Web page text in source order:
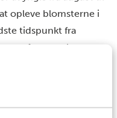
opleve blomsterne i
tidspunkt fra
af september –
af
år. Her folder
sig typisk ud, når